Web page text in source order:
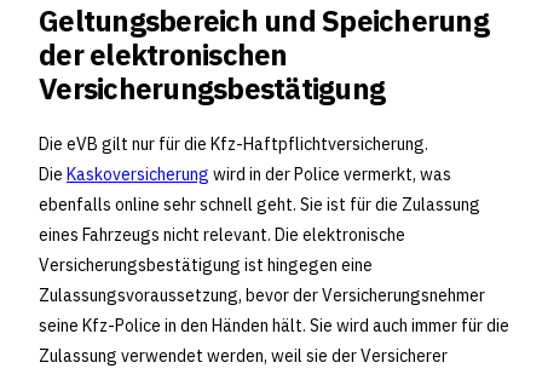
Geltungsbereich und Speicherung
der elektronischen
Versicherungsbestätigung
Die eVB gilt nur für die Kfz-Haftpflichtversicherung.
Die Kaskoversicherung wird in der Police vermerkt, was
ebenfalls online sehr schnell geht. Sie ist für die Zulassung
eines Fahrzeugs nicht relevant. Die elektronische
Versicherungsbestätigung ist hingegen eine
Zulassungsvoraussetzung, bevor der Versicherungsnehmer
seine Kfz-Police in den Händen hält. Sie wird auch immer für die
Zulassung verwendet werden, weil sie der Versicherer